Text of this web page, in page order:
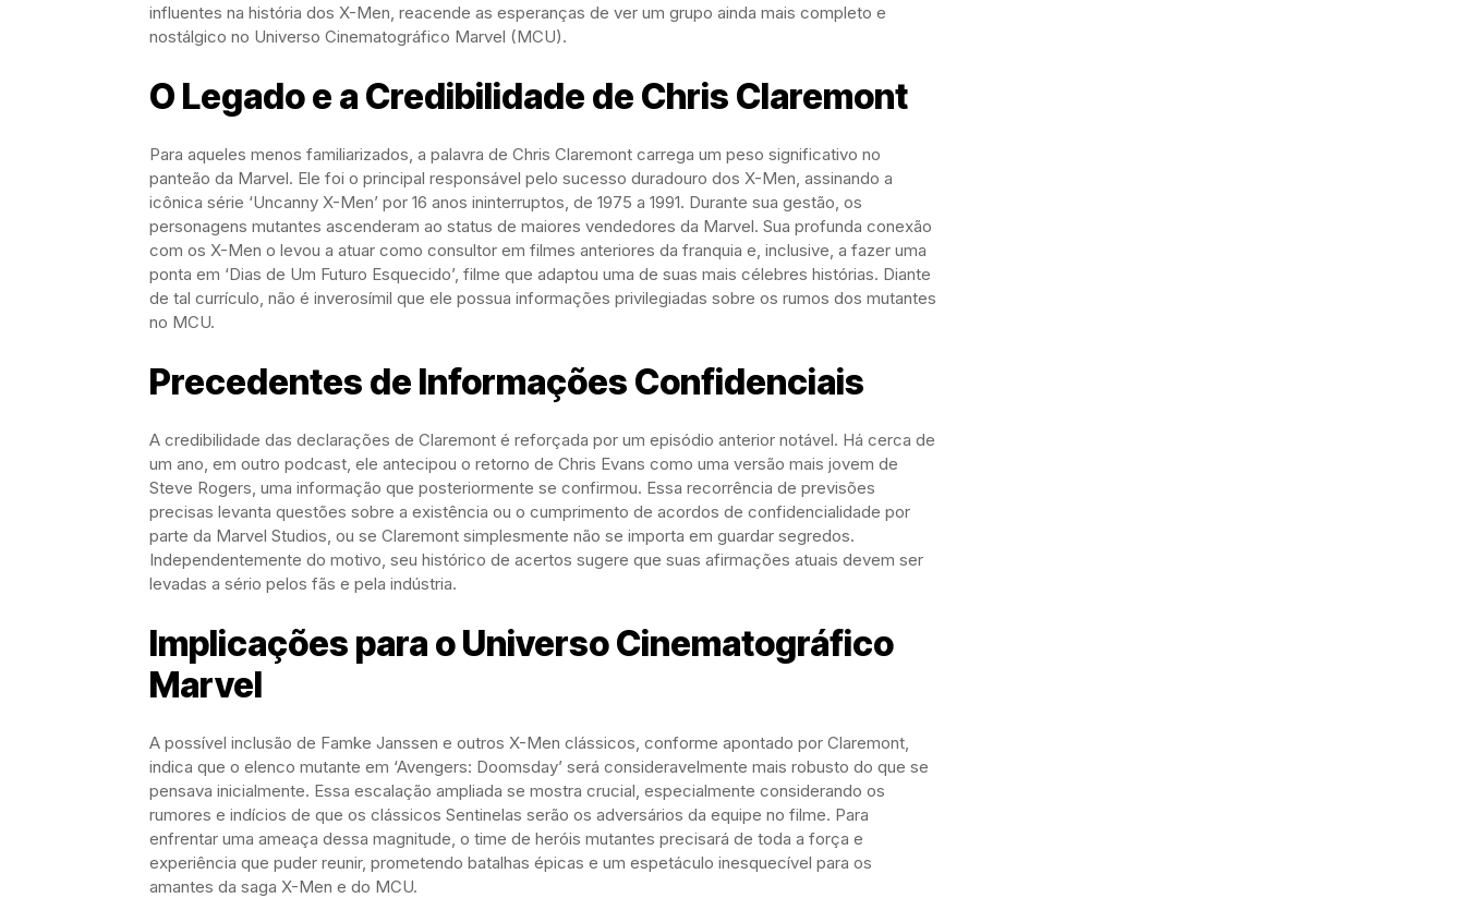
influentes na história dos X-Men, reacende as esperanças de ver um grupo ainda mais completo e
nostálgico no Universo Cinematográfico Marvel (MCU).
O Legado e a Credibilidade de Chris Claremont
Para aqueles menos familiarizados, a palavra de Chris Claremont carrega um peso significativo no
panteão da Marvel. Ele foi o principal responsável pelo sucesso duradouro dos X-Men, assinando a
icônica série ‘Uncanny X-Men’ por 16 anos ininterruptos, de 1975 a 1991. Durante sua gestão, os
personagens mutantes ascenderam ao status de maiores vendedores da Marvel. Sua profunda conexão
com os X-Men o levou a atuar como consultor em filmes anteriores da franquia e, inclusive, a fazer uma
ponta em ‘Dias de Um Futuro Esquecido’, filme que adaptou uma de suas mais célebres histórias. Diante
de tal currículo, não é inverosímil que ele possua informações privilegiadas sobre os rumos dos mutantes
no MCU.
Precedentes de Informações Confidenciais
A credibilidade das declarações de Claremont é reforçada por um episódio anterior notável. Há cerca de
um ano, em outro podcast, ele antecipou o retorno de Chris Evans como uma versão mais jovem de
Steve Rogers, uma informação que posteriormente se confirmou. Essa recorrência de previsões
precisas levanta questões sobre a existência ou o cumprimento de acordos de confidencialidade por
parte da Marvel Studios, ou se Claremont simplesmente não se importa em guardar segredos.
Independentemente do motivo, seu histórico de acertos sugere que suas afirmações atuais devem ser
levadas a sério pelos fãs e pela indústria.
Implicações para o Universo Cinematográfico
Marvel
A possível inclusão de Famke Janssen e outros X-Men clássicos, conforme apontado por Claremont,
indica que o elenco mutante em ‘Avengers: Doomsday’ será consideravelmente mais robusto do que se
pensava inicialmente. Essa escalação ampliada se mostra crucial, especialmente considerando os
rumores e indícios de que os clássicos Sentinelas serão os adversários da equipe no filme. Para
enfrentar uma ameaça dessa magnitude, o time de heróis mutantes precisará de toda a força e
experiência que puder reunir, prometendo batalhas épicas e um espetáculo inesquecível para os
amantes da saga X-Men e do MCU.